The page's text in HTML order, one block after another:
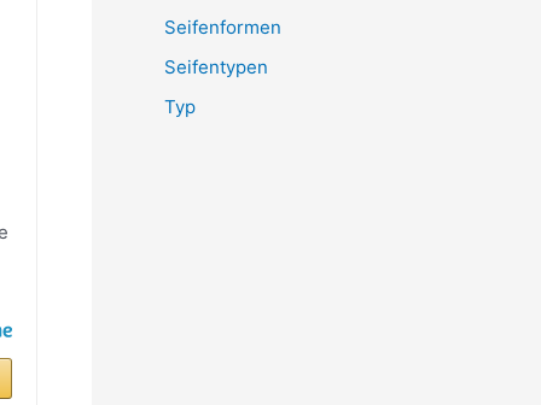
Seifenformen
Seifentypen
Typ